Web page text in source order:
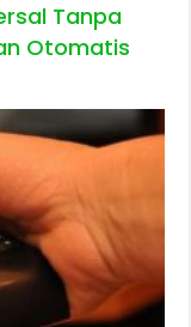
Tanpa
Otomatis